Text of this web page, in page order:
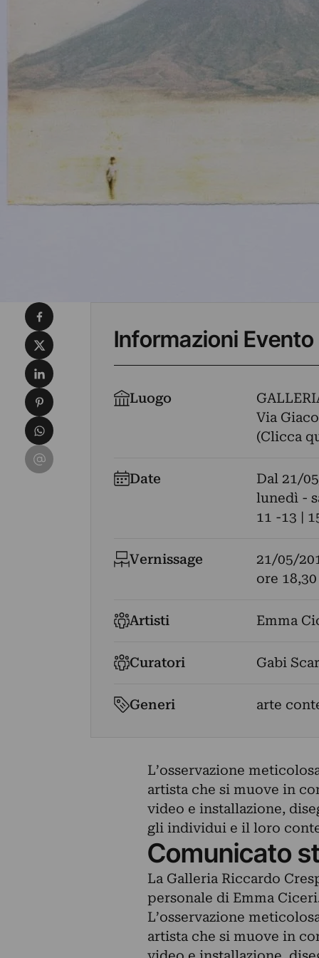
Informazioni Evento
Luogo
Via
(Clicca
Date Dal 21/
lunedì -
11 -13 |
Vernissage
21/05/
ore 18,30
Artisti Emma
Curatori Gabi
Generi arte
L’osservazione
artista che si muove in
video e installazione,
gli individui e il loro
Comunicato
La Galleria Riccardo
personale di Emma
L’osservazione
artista che si muove in
Condividi su Facebook
Condividi su X
Condividi su LinkedIn
Condividi su Pinterest
Condividi su WhatsApp
Condividi su Email